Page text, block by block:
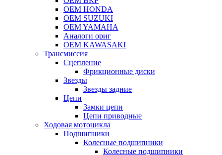
OEM HONDA
OEM SUZUKI
OEM YAMAHA
Аналоги ориг
OEM KAWASAKI
Трансмиссия
Cцепление
Фрикционные диски
Звезды
Звезды задние
Цепи
Замки цепи
Цепи приводные
Ходовая мотоцикла
Подшипники
Колесные подшипники
Колесные подшипники